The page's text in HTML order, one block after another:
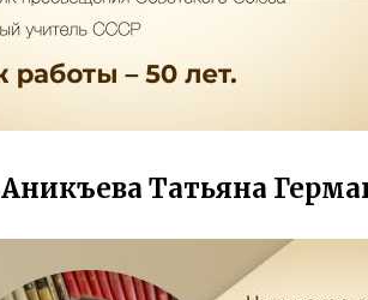
Аникъева Татьяна